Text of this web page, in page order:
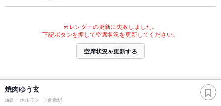
カレンダーの更新に失敗しました。
下記ボタンを押して空席状況を更新してください。
空席状況を更新する
焼肉ゆう玄
焼肉・ホルモン 倉敷駅